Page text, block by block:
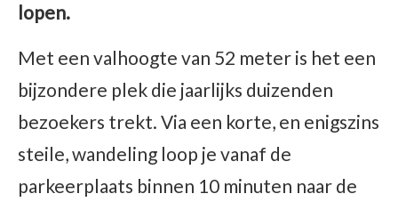
lopen.
Met een valhoogte van 52 meter is het een
bijzondere plek die jaarlijks duizenden
bezoekers trekt. Via een korte, en enigszins
steile, wandeling loop je vanaf de
parkeerplaats binnen 10 minuten naar de